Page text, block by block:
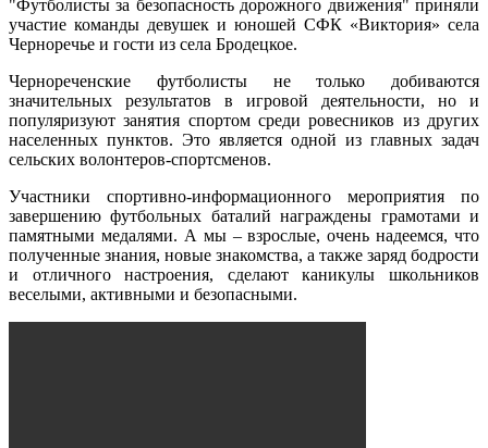
"Футболисты за безопасность дорожного движения" приняли
участие команды девушек и юношей СФК «Виктория» села
Черноречье и гости из села Бродецкое.
Чернореченские футболисты не только добиваются
значительных результатов в игровой деятельности, но и
популяризуют занятия спортом среди ровесников из других
населенных пунктов. Это является одной из главных задач
сельских волонтеров-спортсменов.
Участники спортивно-информационного мероприятия по
завершению футбольных баталий награждены грамотами и
памятными медалями. А мы – взрослые, очень надеемся, что
полученные знания, новые знакомства, а также заряд бодрости
и отличного настроения, сделают каникулы школьников
веселыми, активными и безопасными.